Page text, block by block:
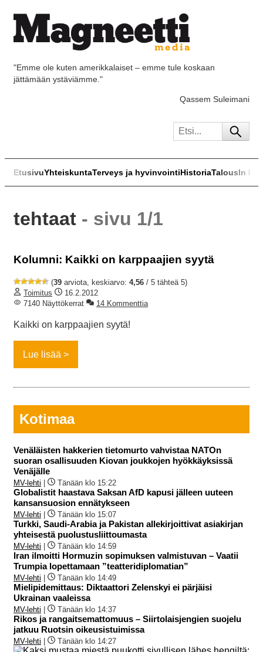
"Emme ole kuten amerikkalaiset – emme tule koskaan
jättämään ystäviämme."
Qassem Suleimani
EtusivuYhteiskuntaTerveys ja hyvinvointiHistoriaTalousIn
tehtaat - sivu 1/1
Kolumni: Kaikki on karppaajien syytä
(39 arviota, keskiarvo: 4,56 / 5 tähteä 5)
Toimitus
16.2.2012
7140 Näyttökerrat
14 Kommenttia
Kaikki on karppaajien syytä!
Lue lisää
Kotimaa
Venäläisten hakkerien tietomurto vahvistaa NATOn
suoran osallisuuden Kiovan joukkojen hyökkäyksissä
Venäjälle
MV-lehti Tänään klo 15:22
Globalistit haastava Saksan AfD kapusi jälleen uuteen
kansansuosion ennätykseen
MV-lehti Tänään klo 15:07
Turkki, Saudi-Arabia ja Pakistan allekirjoittivat asiakirjan
yhteisestä puolustusliittoumasta
MV-lehti Tänään klo 14:59
Iran ilmoitti Hormuzin sopimuksen valmistuvan – Vaatii
Trumpia lopettamaan ”teatteridiplomatian”
MV-lehti Tänään klo 14:49
Mielipidemittaus: Diktaattori Zelenskyi ei pärjäisi
Ukrainan vaaleissa
MV-lehti Tänään klo 14:37
Rikos ja rangaitsemattomuus – Siirtolaisjengien suojelu
jatkuu Ruotsin oikeusistuimissa
MV-lehti Tänään klo 14:27